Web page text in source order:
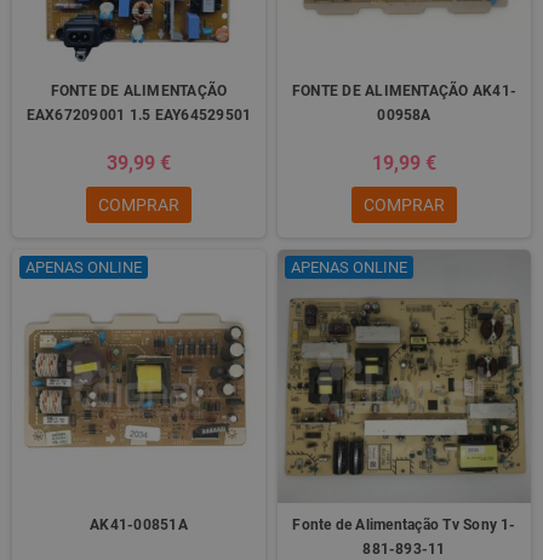
FONTE DE ALIMENTAÇÃO
EAX67209001 1.5 EAY64529501
39,99 €
COMPRAR
FONTE DE ALIMENTAÇÃO AK41-
00958A
19,99 €
COMPRAR
APENAS ONLINE
AK41-00851A
APENAS ONLINE
Fonte de Alimentação Tv Sony 1-
881-893-11